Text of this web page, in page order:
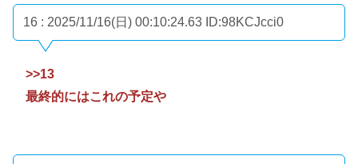
16 : 2025/11/16(日) 00:10:24.63 ID:98KCJcci0
>>13
最終的にはこれの予定や